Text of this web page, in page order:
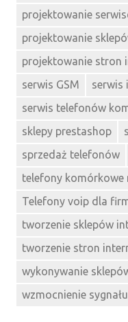
projektowanie
projektowanie
projektowanie stron
serwis GSM
serwis
serwis telefonów
sklepy prestashop
sprzedaż telefonów
telefony komórkowe
Telefony voip dla
tworzenie sklepów
tworzenie stron
wykonywanie
wzmocnienie